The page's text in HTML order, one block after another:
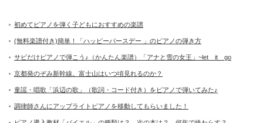
初めてピアノを弾く子どもにおすすめの楽譜
(無料楽譜付き)簡単！「ハッピーバースデー 」のピアノの弾き方
サビだけピアノで弾こう♪（かんたん楽譜）「アナと雪の女王」~let it go
京都発のぞみ新幹線。富士山はいつ頃見れるのか？
童謡・唱歌「浜辺の歌」（歌詞・コード付き）をピアノで弾いてみた♪
調律師さんにアップライトピアノを移動してもらいました！